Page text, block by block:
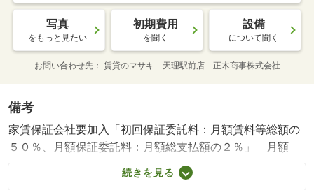
写真
をもっと見たい
初期費用
を聞く
設備
について聞く
お問い合わせ先 賃貸のマサキ 天理駅前店 正木商事株式会社
備考
家賃保証会社要加入「初回保証委託料：月額賃料等総額の
５０％、月額保証委託料：月額総支払額の２％」 月額
「家財保険１０００円〜、タイセイリビングクラブ３３０
０円（税込）」 １年未満の解約は短期違約金として総賃
続きを見る